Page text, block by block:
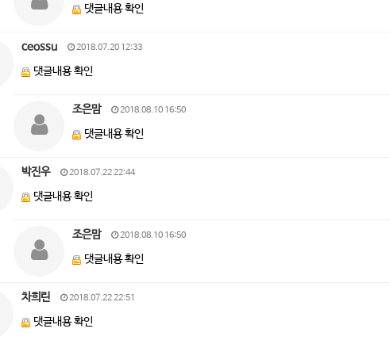
댓글내용 확인
ceossu 2018.07.20 12:33
댓글내용 확인
조은맘 2018.08.10 16:50
댓글내용 확인
박진우 2018.07.22 22:44
댓글내용 확인
조은맘 2018.08.10 16:50
댓글내용 확인
차희린 2018.07.22 22:51
댓글내용 확인